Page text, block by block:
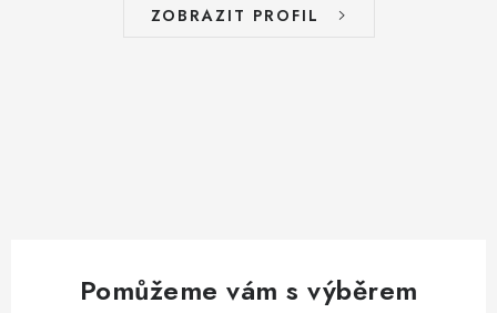
ZOBRAZIT PROFIL
Pomůžeme vám s výběrem